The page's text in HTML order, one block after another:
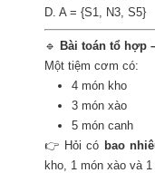
D. A = {S1, N3, S5}
🔹 Bài toán tổ hợp
Một tiệm cơm có:
4 món kho
3 món xào
5 món canh
👉 Hỏi có bao
kho, 1 món xào và